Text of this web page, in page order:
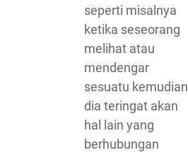
seperti misalnya
ketika seseorang
melihat atau
mendengar
sesuatu kemudian
dia teringat akan
hal lain yang
berhubungan